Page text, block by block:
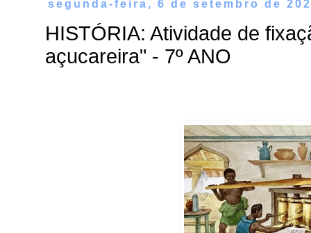
segunda-feira, 6 de setembro de
HISTÓRIA: Atividade de
açucareira" - 7º ANO